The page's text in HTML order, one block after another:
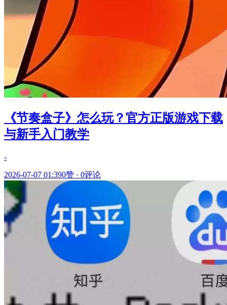
《节奏盒子》怎么玩？官方正版游戏下载
与新手入门教学
-
2026-07-07 01:390赞 · 0评论